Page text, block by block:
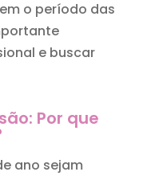
o período das
e buscar
Por que
ano sejam